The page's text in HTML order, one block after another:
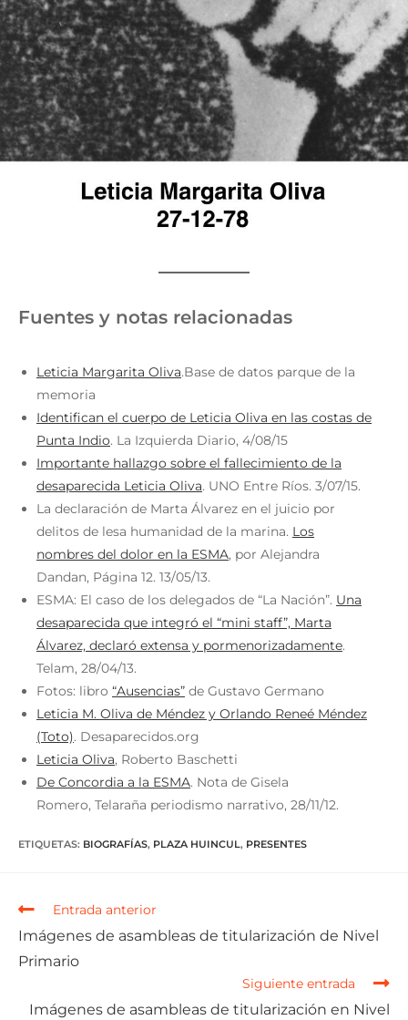
Fuentes y notas relacionadas
Leticia Margarita Oliva.Base de datos parque de la
memoria
Identifican el cuerpo de Leticia Oliva en las costas de
Punta Indio. La Izquierda Diario, 4/08/15
Importante hallazgo sobre el fallecimiento de la
desaparecida Leticia Oliva. UNO Entre Ríos. 3/07/15.
La declaración de Marta Álvarez en el juicio por
delitos de lesa humanidad de la marina. Los
nombres del dolor en la ESMA, por Alejandra
Dandan, Página 12. 13/05/13.
ESMA: El caso de los delegados de “La Nación”. Una
desaparecida que integró el “mini staff”, Marta
Álvarez, declaró extensa y pormenorizadamente.
Telam, 28/04/13.
Fotos: libro “Ausencias” de Gustavo Germano
Leticia M. Oliva de Méndez y Orlando Reneé Méndez
(Toto). Desaparecidos.org
Leticia Oliva, Roberto Baschetti
De Concordia a la ESMA. Nota de Gisela
Romero, Telaraña periodismo narrativo, 28/11/12.
ETIQUETAS: BIOGRAFÍAS, PLAZA HUINCUL, PRESENTES
Entrada anterior
Imágenes de asambleas de titularización de Nivel
Primario
Siguiente entrada
Imágenes de asambleas de titularización en Nivel